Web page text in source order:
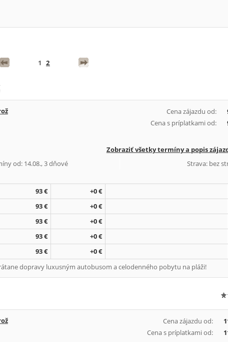
1 2
Cena zájazdu od:
Cena s príplatkami od:
Zobraziť všetky termíny a popis
od: 14.08., 3 dňové Strava: bez
93 €
+0 €
93 €
+0 €
93 €
+0 €
93 €
+0 €
93 €
+0 €
dopravy luxusným autobusom a celodenného pobytu na pláži!
Cena zájazdu od:
Cena s príplatkami od: